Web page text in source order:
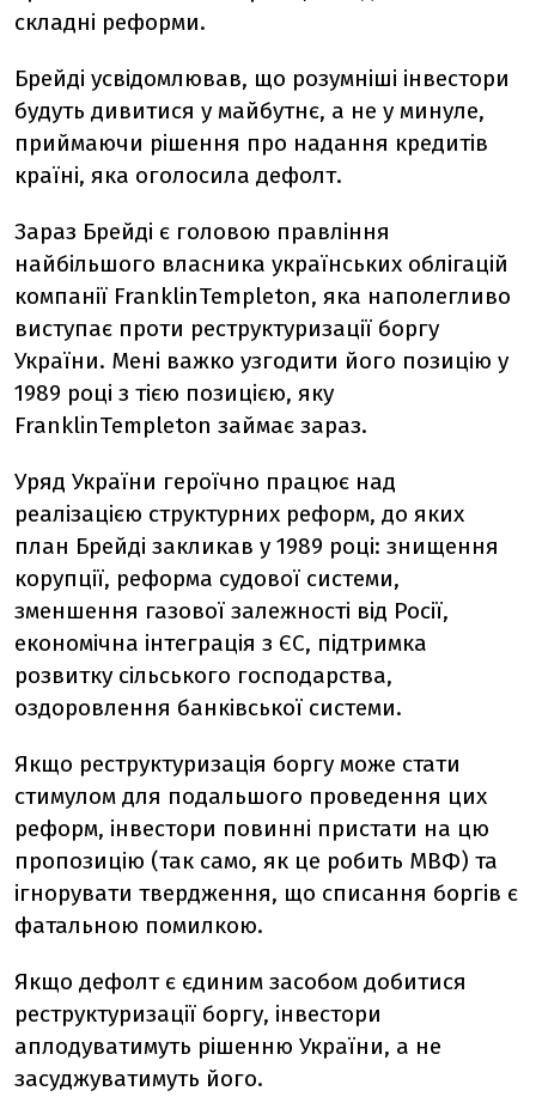
складні реформи.
Брейді усвідомлював, що розумніші інвестори
будуть дивитися у майбутнє, а не у минуле,
приймаючи рішення про надання кредитів
країні, яка оголосила дефолт.
Зараз Брейді є головою правління
найбільшого власника українських облігацій
компанії FranklinTempleton, яка наполегливо
виступає проти реструктуризації боргу
України. Мені важко узгодити його позицію у
1989 році з тією позицією, яку
FranklinTempleton займає зараз.
Уряд України героїчно працює над
реалізацією структурних реформ, до яких
план Брейді закликав у 1989 році: знищення
корупції, реформа судової системи,
зменшення газової залежності від Росії,
економічна інтеграція з ЄС, підтримка
розвитку сільського господарства,
оздоровлення банківської системи.
Якщо реструктуризація боргу може стати
стимулом для подальшого проведення цих
реформ, інвестори повинні пристати на цю
пропозицію (так само, як це робить МВФ) та
ігнорувати твердження, що списання боргів є
фатальною помилкою.
Якщо дефолт є єдиним засобом добитися
реструктуризації боргу, інвестори
аплодуватимуть рішенню України, а не
засуджуватимуть його.